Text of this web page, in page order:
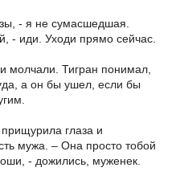
- я не сумасшедшая.
- иди. Уходи прямо сейчас.
молчали. Тигран понимал,
а он бы ушел, если бы
глаза и
мужа. – Она просто тобой
- дожились, муженек.